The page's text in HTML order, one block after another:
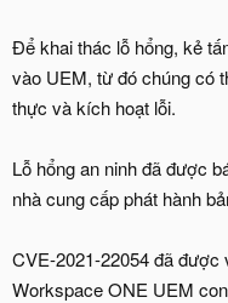
Để khai thác lỗ hổng, kẻ
vào UEM, từ đó chúng có
thực và kích hoạt lỗi.
Lỗ hổng an ninh đã được
nhà cung cấp phát hành
CVE-2021-22054 đã được
Workspace ONE UEM